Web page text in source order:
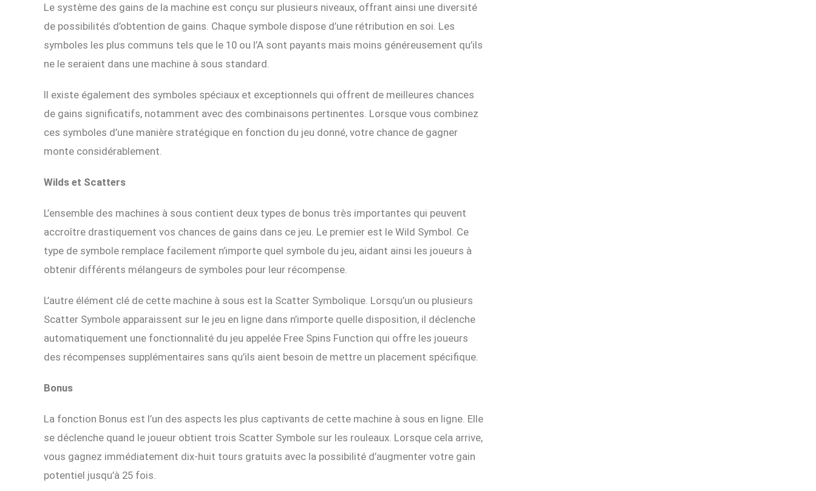
Le système des gains de la machine est conçu sur plusieurs niveaux, offrant ainsi une diversité
de possibilités d’obtention de gains. Chaque symbole dispose d’une rétribution en soi. Les
symboles les plus communs tels que le 10 ou l’A sont payants mais moins généreusement qu’ils
ne le seraient dans une machine à sous standard.
Il existe également des symboles spéciaux et exceptionnels qui offrent de meilleures chances
de gains significatifs, notamment avec des combinaisons pertinentes. Lorsque vous combinez
ces symboles d’une manière stratégique en fonction du jeu donné, votre chance de gagner
monte considérablement.
Wilds et Scatters
L’ensemble des machines à sous contient deux types de bonus très importantes qui peuvent
accroître drastiquement vos chances de gains dans ce jeu. Le premier est le Wild Symbol. Ce
type de symbole remplace facilement n’importe quel symbole du jeu, aidant ainsi les joueurs à
obtenir différents mélangeurs de symboles pour leur récompense.
L’autre élément clé de cette machine à sous est la Scatter Symbolique. Lorsqu’un ou plusieurs
Scatter Symbole apparaissent sur le jeu en ligne dans n’importe quelle disposition, il déclenche
automatiquement une fonctionnalité du jeu appelée Free Spins Function qui offre les joueurs
des récompenses supplémentaires sans qu’ils aient besoin de mettre un placement spécifique.
Bonus
La fonction Bonus est l’un des aspects les plus captivants de cette machine à sous en ligne. Elle
se déclenche quand le joueur obtient trois Scatter Symbole sur les rouleaux. Lorsque cela arrive,
vous gagnez immédiatement dix-huit tours gratuits avec la possibilité d’augmenter votre gain
potentiel jusqu’à 25 fois.